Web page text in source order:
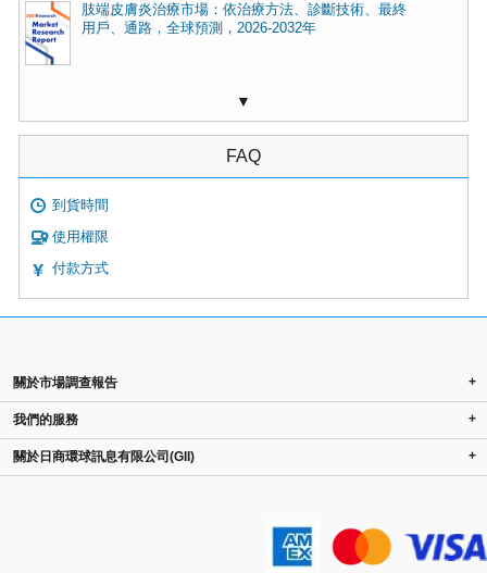
肢端皮膚炎治療市場：依治療方法、診斷技術、最終
用戶、通路，全球預測，2026-2032年
▼
FAQ
到貨時間
使用權限
付款方式
關於市場調查報告 +
我們的服務 +
關於日商環球訊息有限公司(GII) +